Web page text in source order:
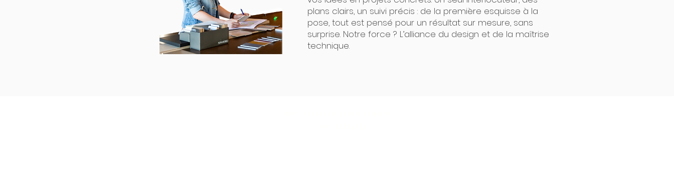
plans clairs, un suivi précis : de la première esquisse à la
pose, tout est pensé pour un résultat sur mesure, sans
surprise. Notre force ? L’alliance du design et de la maîtrise
technique.